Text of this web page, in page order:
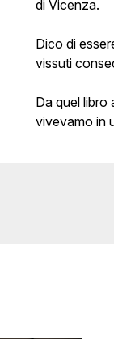
di Vicenza.
Dico di
vissuti
Da quel libro
vivevamo in